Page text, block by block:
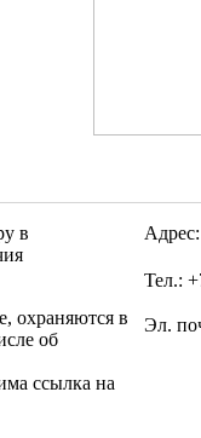
в
охраняются в
об
ссылка на
Тел.:
Эл.